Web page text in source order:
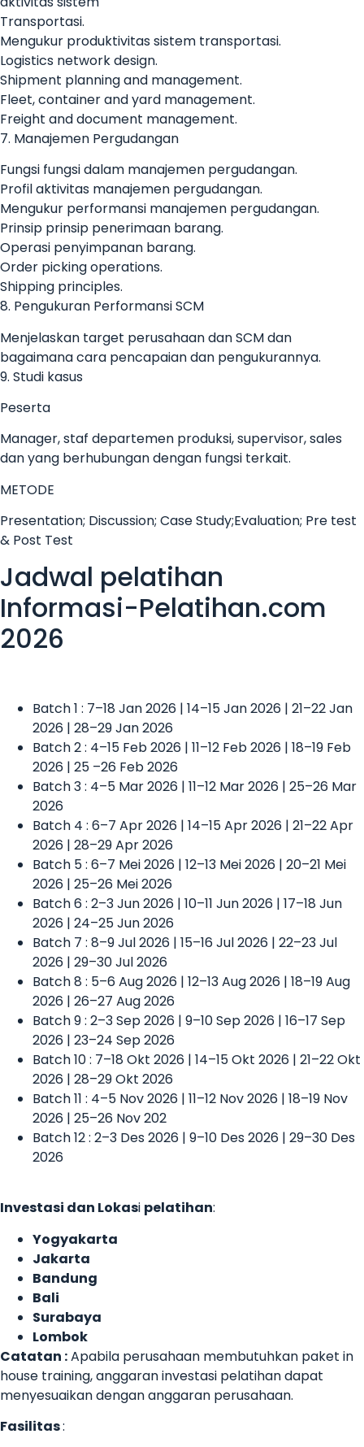
Transportasi.
Mengukur produktivitas sistem transportasi.
Logistics network design.
Shipment planning and management.
Fleet, container and yard management.
Freight and document management.
7. Manajemen Pergudangan
Fungsi fungsi dalam manajemen pergudangan.
Profil aktivitas manajemen pergudangan.
Mengukur performansi manajemen pergudangan.
Prinsip prinsip penerimaan barang.
Operasi penyimpanan barang.
Order picking operations.
Shipping principles.
8. Pengukuran Performansi SCM
Menjelaskan target perusahaan dan SCM dan
bagaimana cara pencapaian dan pengukurannya.
9. Studi kasus
Peserta
Manager, staf departemen produksi, supervisor, sales
dan yang berhubungan dengan fungsi terkait.
METODE
Presentation; Discussion; Case Study;Evaluation; Pre test
& Post Test
Jadwal pelatihan
Informasi-Pelatihan.com
2026
Batch 1 : 7–18 Jan 2026 | 14–15 Jan 2026 | 21–22 Jan
2026 | 28–29 Jan 2026
Batch 2 : 4–15 Feb 2026 | 11–12 Feb 2026 | 18–19 Feb
2026 | 25 –26 Feb 2026
Batch 3 : 4–5 Mar 2026 | 11–12 Mar 2026 | 25–26 Mar
2026
Batch 4 : 6–7 Apr 2026 | 14–15 Apr 2026 | 21–22 Apr
2026 | 28–29 Apr 2026
Batch 5 : 6–7 Mei 2026 | 12–13 Mei 2026 | 20–21 Mei
2026 | 25–26 Mei 2026
Batch 6 : 2–3 Jun 2026 | 10–11 Jun 2026 | 17–18 Jun
2026 | 24–25 Jun 2026
Batch 7 : 8–9 Jul 2026 | 15–16 Jul 2026 | 22–23 Jul
2026 | 29–30 Jul 2026
Batch 8 : 5–6 Aug 2026 | 12–13 Aug 2026 | 18–19 Aug
2026 | 26–27 Aug 2026
Batch 9 : 2–3 Sep 2026 | 9–10 Sep 2026 | 16–17 Sep
2026 | 23–24 Sep 2026
Batch 10 : 7–18 Okt 2026 | 14–15 Okt 2026 | 21–22 Okt
2026 | 28–29 Okt 2026
Batch 11 : 4–5 Nov 2026 | 11–12 Nov 2026 | 18–19 Nov
2026 | 25–26 Nov 202
Batch 12 : 2–3 Des 2026 | 9–10 Des 2026 | 29–30 Des
2026
Investasi dan Lokasi pelatihan:
Yogyakarta
Jakarta
Bandung
Bali
Surabaya
Lombok
Catatan :Apabila perusahaan membutuhkan paket in
house training, anggaran investasi pelatihan dapat
menyesuaikan dengan anggaran perusahaan.
Fasilitas: